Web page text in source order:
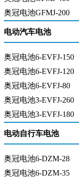
奥冠电池GFMJ-200
电动汽车电池
奥冠电池6-EVFJ-150
奥冠电池6-EVFJ-120
奥冠电池6-EVFJ-80
奥冠电池3-EVFJ-260
奥冠电池3-EVFJ-180
电动自行车电池
奥冠电池6-DZM-28
奥冠电池6-DZM-35